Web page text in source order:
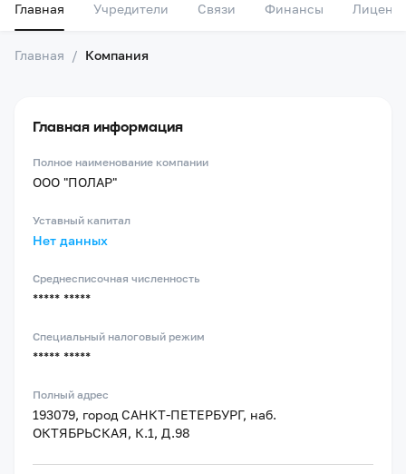
Главная Учредители Связи Финансы
Главная / Компания
Главная информация
Полное наименование компании
ООО "ПОЛАР"
Уставный капитал
Нет данных
Среднесписочная численность
***** *****
Специальный налоговый режим
***** *****
Полный адрес
193079, город САНКТ-ПЕТЕРБУРГ, наб.
ОКТЯБРЬСКАЯ, К.1, Д.98